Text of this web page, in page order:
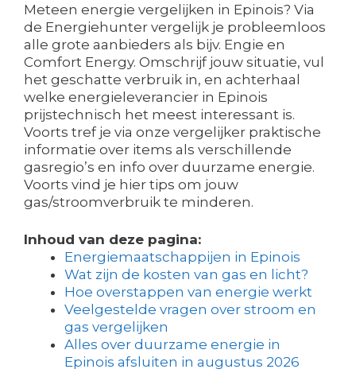
Meteen energie vergelijken in Epinois? Via
de Energiehunter vergelijk je probleemloos
alle grote aanbieders als bijv. Engie en
Comfort Energy. Omschrijf jouw situatie, vul
het geschatte verbruik in, en achterhaal
welke energieleverancier in Epinois
prijstechnisch het meest interessant is.
Voorts tref je via onze vergelijker praktische
informatie over items als verschillende
gasregio’s en info over duurzame energie.
Voorts vind je hier tips om jouw
gas/stroomverbruik te minderen.
Inhoud van deze pagina:
Energiemaatschappijen in Epinois
Wat zijn de kosten van gas en licht?
Hoe overstappen van energie werkt
Veelgestelde vragen over stroom en
gas vergelijken
Alles over duurzame energie in
Epinois afsluiten in augustus 2026